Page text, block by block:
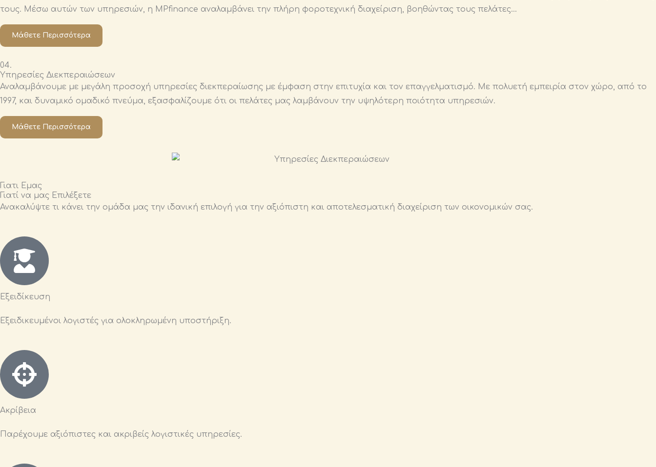
τους. Μέσω αυτών των υπηρεσιών, η MPfinance αναλαμβάνει την πλήρη φοροτεχνική διαχείριση, βοηθώντας τους πελάτες…
Μάθετε Περισσότερα
04.
Υπηρεσίες Διεκπεραιώσεων
Αναλαμβάνουμε με μεγάλη προσοχή υπηρεσίες διεκπεραίωσης με έμφαση στην επιτυχία και τον επαγγελματισμό. Με πολυετή εμπειρία στον χώρο, από το
1997, και δυναμικό ομαδικό πνεύμα, εξασφαλίζουμε ότι οι πελάτες μας λαμβάνουν την υψηλότερη ποιότητα υπηρεσιών.
Μάθετε Περισσότερα
Γιατι Εμας
Γιατί να μας Επιλέξετε
Ανακαλύψτε τι κάνει την ομάδα μας την ιδανική επιλογή για την αξιόπιστη και αποτελεσματική διαχείριση των οικονομικών σας.
Εξειδίκευση
Εξειδικευμένοι λογιστές για ολοκληρωμένη υποστήριξη.
Ακρίβεια
Παρέχουμε αξιόπιστες και ακριβείς λογιστικές υπηρεσίες.